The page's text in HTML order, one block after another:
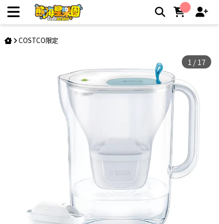
BRITA 純淨濾水壺3.6公升附十四入MAXTRA PRO濾芯 | 熊嗨
星親子樂園夾娃娃機店
COSTCO限定
1 /17